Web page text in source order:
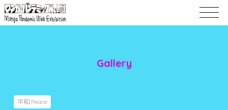
Gallery
平和 Peace